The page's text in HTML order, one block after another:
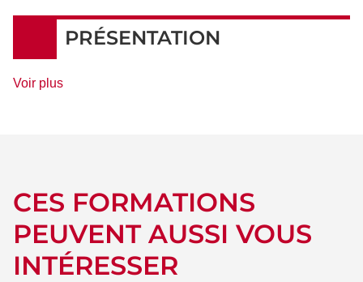
Rythme
PRÉSENTATION
Voir plusde
CES FORMATIONS
PEUVENT AUSSI VOUS
INTÉRESSER